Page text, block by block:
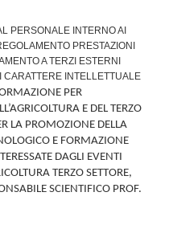
PERSONALE INTERNO AI
PRESTAZIONI
A TERZI ESTERNI
INTELLETTUALE
PER
E DEL TERZO
LA PROMOZIONE DELLA
E FORMAZIONE
DAGLI EVENTI
TERZO SETTORE,
SCIENTIFICO PROF.